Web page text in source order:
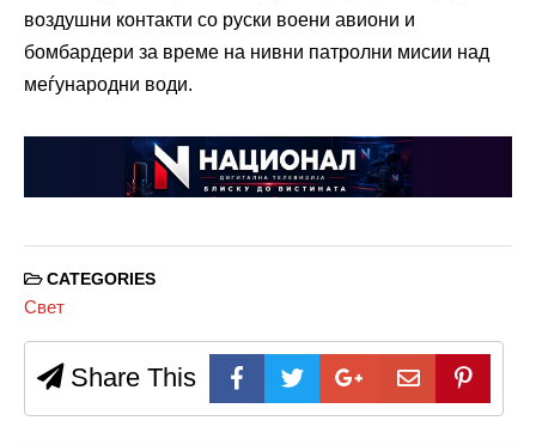
воздушни контакти со руски воени авиони и
бомбардери за време на нивни патролни мисии над
меѓународни води.
CATEGORIES
Свет
Share This